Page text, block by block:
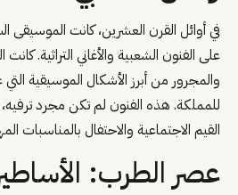
في أوائل القرن العشرين، كانت الموسيقى
على الفنون الشعبية والأغاني التراثية.
والمجرور من أبرز الأشكال الموسيقية
للمملكة. هذه الفنون لم تكن مجرد
القيم الاجتماعية والاحتفال بالمناسبات
عصر الطرب: